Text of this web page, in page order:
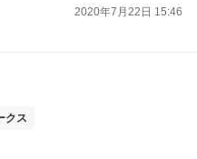
2020年7月22日 15:46
クス